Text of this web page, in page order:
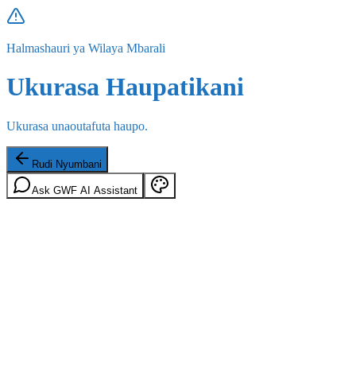
Halmashauri ya Wilaya Mbarali
Ukurasa Haupatikani
Ukurasa unaoutafuta haupo.
Rudi Nyumbani
Ask GWF AI Assistant